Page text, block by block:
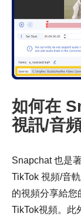
如何在
視訊/音
Snapchat 也是
TikTok 視頻/音
的視頻分享給您
TikTok視頻。此